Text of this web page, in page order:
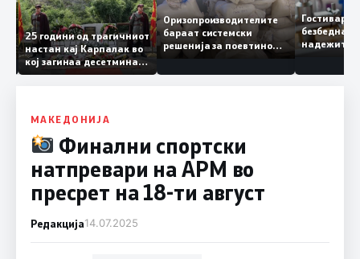
25 години од трагичниот
настан кај Карпалак во
кој загинаа десетмина
македонски бранители
Оризопроизводителите
бараат системски
решенија за поевтино
производство
МАКЕДОНИЈА
Финални спортски
натпревари на АРМ во
пресрет на 18-ти август
Редакција14.07.2025